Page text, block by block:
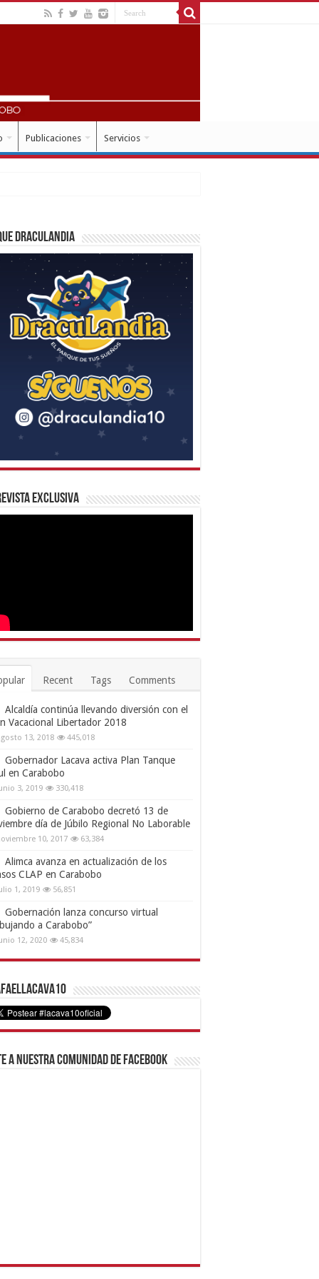
Publicaciones Servicios
Draculandia
Exclusiva
Recent Tags Comments
Alcaldía continúa llevando diversión con el
Vacacional Libertador 2018
13, 2018 445,018
Gobernador Lacava activa Plan Tanque
en Carabobo
3, 2019 330,418
Gobierno de Carabobo decretó 13 de
día de Júbilo Regional No Laborable
10, 2017 63,384
Alimca avanza en actualización de los
CLAP en Carabobo
1, 2019 56,851
Gobernación lanza concurso virtual
a Carabobo”
12, 2020 45,834
a nuestra comunidad de Facebook